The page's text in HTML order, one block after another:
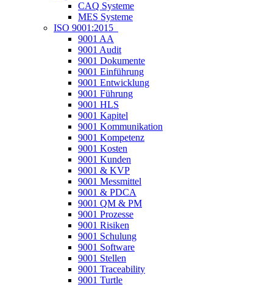
CAQ Systeme
MES Systeme
ISO 9001:2015
9001 AA
9001 Audit
9001 Dokumente
9001 Einführung
9001 Entwicklung
9001 Führung
9001 HLS
9001 Kapitel
9001 Kommunikation
9001 Kompetenz
9001 Kosten
9001 Kunden
9001 & KVP
9001 Messmittel
9001 & PDCA
9001 QM & PM
9001 Prozesse
9001 Risiken
9001 Schulung
9001 Software
9001 Stellen
9001 Traceability
9001 Turtle